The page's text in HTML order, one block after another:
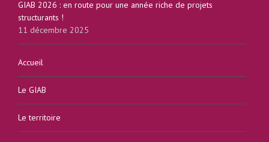
GIAB 2026 : en route pour une année riche de projets
structurants !
11 décembre 2025
Accueil
Le GIAB
Le territoire